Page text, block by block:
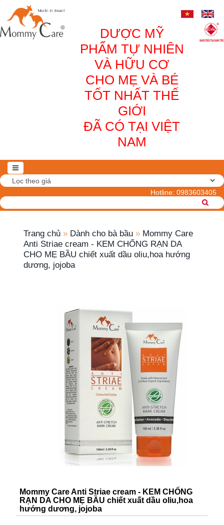
DƯỢC MỸ
PHẨM TỰ NHIÊN
VÀ HỮU CƠ
CHO MẸ VÀ BÉ
TỐT NHẤT THẾ
GIỚI
ĐÃ CÓ TẠI VIỆT
NAM
Hotline: 0983603405
Trang chủ » Dành cho bà bầu » Mommy Care
Anti Striae cream - KEM CHỐNG RẠN DA
CHO MẸ BẦU chiết xuất dầu oliu,hoa hướng
dương, jojoba
Mommy Care Anti Striae cream - KEM CHỐNG
RẠN DA CHO MẸ BẦU chiết xuất dầu oliu,hoa
hướng dương, jojoba